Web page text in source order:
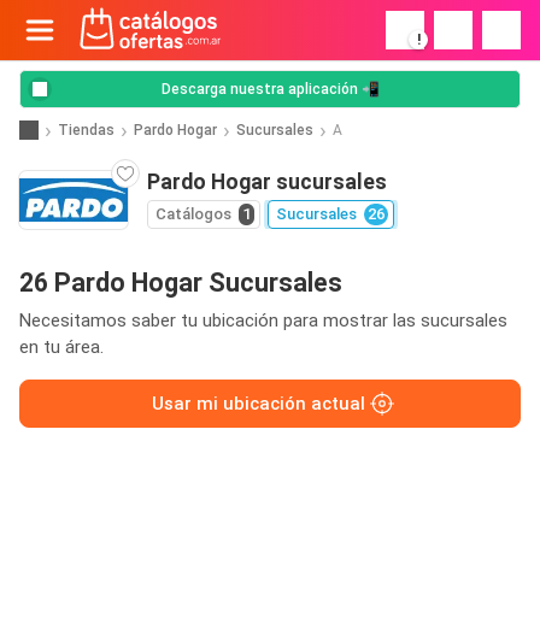
!
Descarga nuestra aplicación 📲
Tiendas Pardo Hogar Sucursales A
Pardo Hogar sucursales
Catálogos 1 Sucursales 26
26 Pardo Hogar Sucursales
Necesitamos saber tu ubicación para mostrar las sucursales
en tu área.
Usar mi ubicación actual